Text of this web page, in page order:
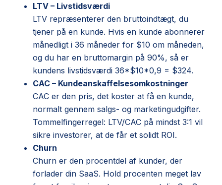
LTV– Livstidsværdi
LTV repræsenterer den bruttoindtægt, du
tjener på en kunde. Hvis en kunde abonnerer
månedligt i 36 måneder for $10 om måneden,
og du har en bruttomargin på 90%, så er
kundens livstidsværdi 36*$10*0,9 = $324.
CAC– Kundeanskaffelsesomkostninger
CAC er den pris, det koster at få en kunde,
normalt gennem salgs- og marketingudgifter.
Tommelfingerregel: LTV/CAC på mindst 3:1 vil
sikre investorer, at de får et solidt ROI.
Churn
Churn er den procentdel af kunder, der
forlader din SaaS. Hold procenten meget lav